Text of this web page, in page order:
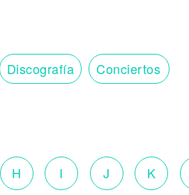
Discografía Conciertos
H I J K